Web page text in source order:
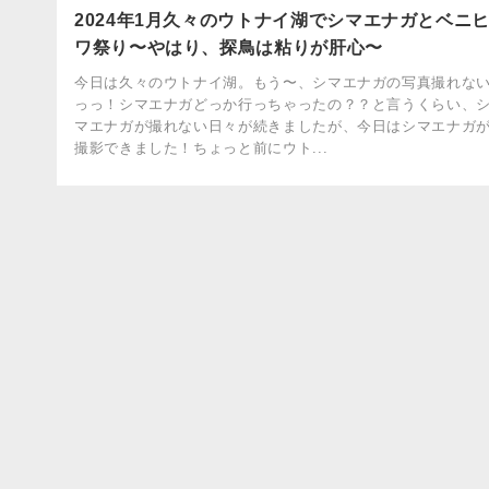
2024年1月久々のウトナイ湖でシマエナガとベニヒ
ワ祭り〜やはり、探鳥は粘りが肝心〜
今日は久々のウトナイ湖。もう〜、シマエナガの写真撮れない
っっ！シマエナガどっか行っちゃったの？？と言うくらい、シ
マエナガが撮れない日々が続きましたが、今日はシマエナガが
撮影できました！ちょっと前にウト...